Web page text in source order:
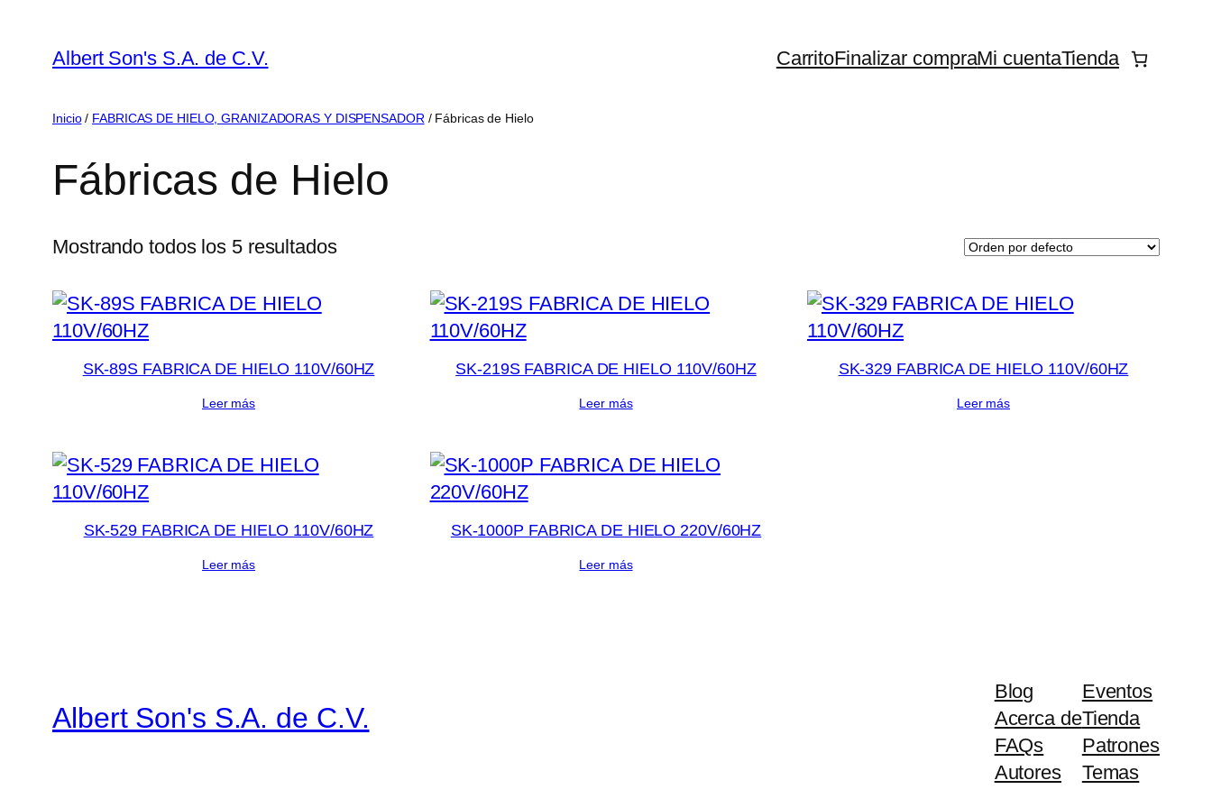
contenido
Albert Son's S.A. de C.V. CarritoFinalizar compraMi cuentaTienda
Inicio/ FABRICAS DE HIELO, GRANIZADORAS Y DISPENSADOR / Fábricas de Hielo
Fábricas de Hielo
Mostrando todos los 5 resultados
SK-89S FABRICA DE HIELO 110V/60HZ
Leer más
SK-219S FABRICA DE HIELO 110V/60HZ
Leer más
SK-329 FABRICA DE HIELO 110V/60HZ
Leer más
SK-529 FABRICA DE HIELO 110V/60HZ
Leer más
SK-1000P FABRICA DE HIELO 220V/60HZ
Leer más
Albert Son's S.A. de C.V.
Blog
Acerca de
FAQs
Autores
Eventos
Tienda
Patrones
Temas